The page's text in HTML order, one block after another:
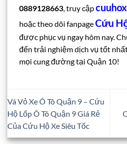
0889128663 , truy cập
hoặc theo dõi fanpageCứu
được phục vụ ngay hôm nay.
đến trải nghiệm dịch vụ tốt
mọi cung đường tại Quận 10!
Vá Vỏ Xe Ô Tô Quận 9 – Cứu
Hộ Lốp Ô Tô Quận 9 Giá Rẻ
Của Cứu Hộ Xe Siêu Tốc